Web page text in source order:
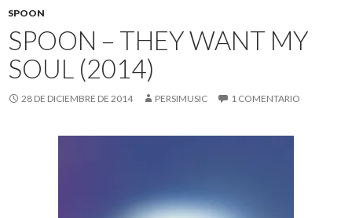
SPOON
SPOON – THEY WANT MY
SOUL (2014)
28 DE DICIEMBRE DE 2014 PERSIMUSIC 1 COMENTARIO